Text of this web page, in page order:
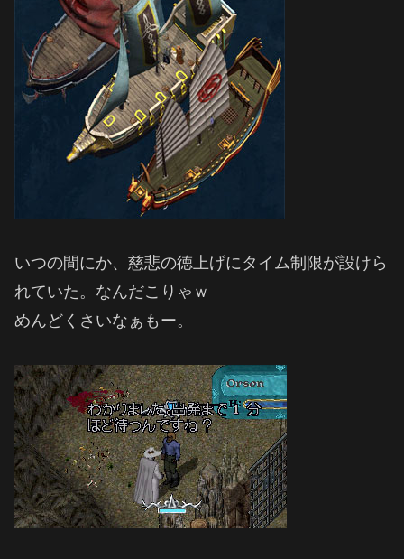
いつの間にか、慈悲の徳上げにタイム制限が設けら
れていた。なんだこりゃｗ
めんどくさいなぁもー。